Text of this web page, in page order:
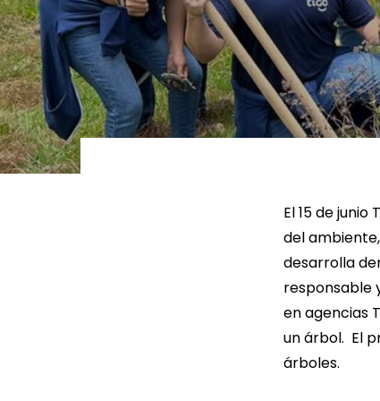
LEER MÁS
El 15 de
del
desarrolla
responsable
en agencias
un árbol. El
árboles.